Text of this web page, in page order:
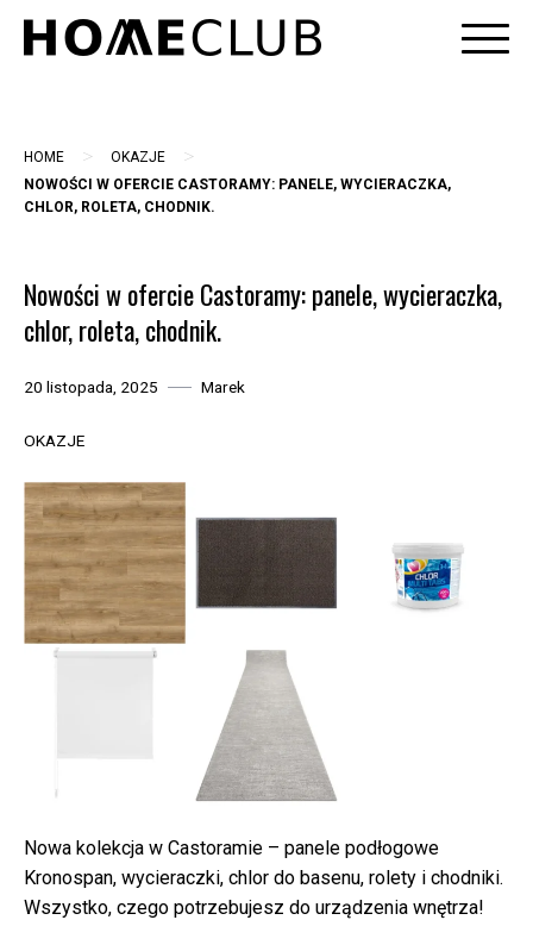
Skip
HOME > OKAZJE >
NOWOŚCI W OFERCIE CASTORAMY: PANELE, WYCIERACZKA,
CHLOR, ROLETA, CHODNIK.
Nowości w ofercie Castoramy: panele, wycieraczka,
chlor, roleta, chodnik.
20 listopada, 2025 Marek
OKAZJE
Nowa kolekcja w Castoramie – panele podłogowe
Kronospan, wycieraczki, chlor do basenu, rolety i chodniki.
Wszystko, czego potrzebujesz do urządzenia wnętrza!